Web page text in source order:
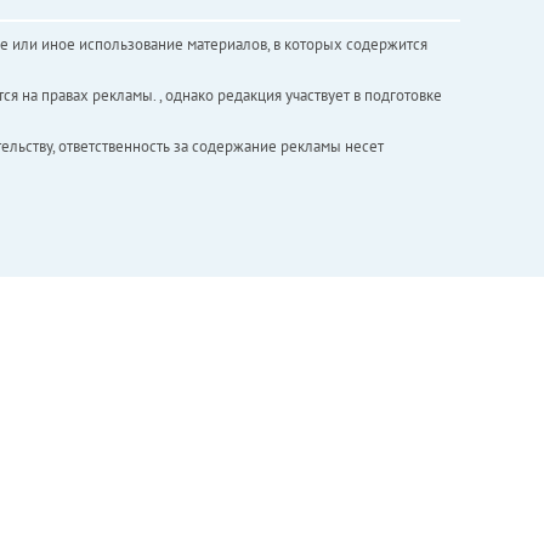
иное использование материалов, в которых содержится
правах рекламы. , однако редакция участвует в подготовке
ответственность за содержание рекламы несет